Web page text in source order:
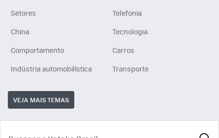
Setores
Telefonia
China
Tecnologia
Comportamento
Carros
Indústria automobilística
Transporte
VEJA MAIS TEMAS